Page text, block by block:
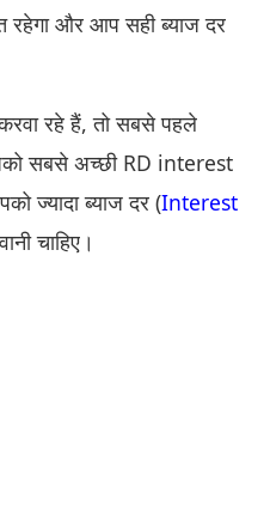
रहेगा और आप सही ब्याज दर
रहे हैं, तो सबसे पहले
सबसे अच्छी RD interest
ज्यादा ब्याज दर (Interest
चाहिए।